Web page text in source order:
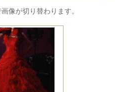
像が切り替わります。